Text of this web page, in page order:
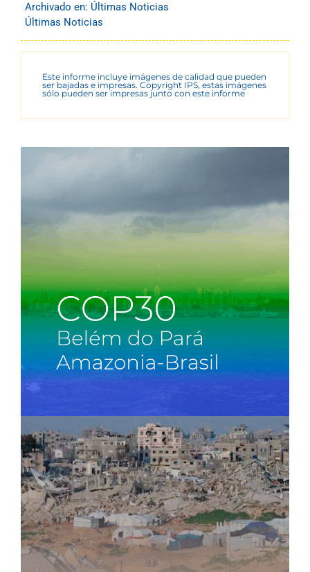
Archivado en: Últimas Noticias
Últimas Noticias
Este informe incluye imágenes de calidad que pueden
ser bajadas e impresas. Copyright IPS, estas imágenes
sólo pueden ser impresas junto con este informe